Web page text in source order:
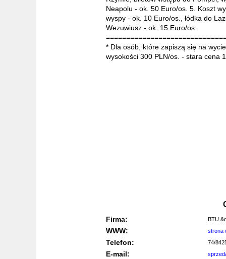
Neapolu - ok. 50 Euro/os. 5. Koszt
wyspy - ok. 10 Euro/os., łódka do
Wezuwiusz - ok. 15 Euro/os.
* Dla osób, które zapiszą się na
wysokości 300 PLN/os. - stara cena
Firma: BTU
WWW: strona
Telefon: 74/
E-mail: